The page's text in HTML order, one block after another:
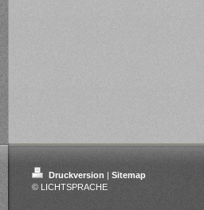
Druckversion | Sitemap
© LICHTSPRACHE